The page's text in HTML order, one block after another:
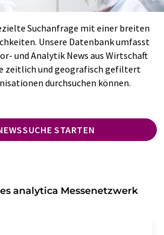
Suchanfrage mit einer breiten
Unsere Datenbank umfasst
und Analytik News aus Wirtschaft
zeitlich und geografisch gefiltert
durchsuchen können.
STARTEN
analytica Messenetzwerk